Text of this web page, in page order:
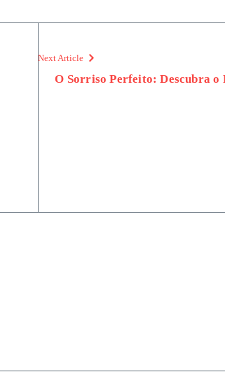
Next Article
O Sorriso Perfeito: Descubra o